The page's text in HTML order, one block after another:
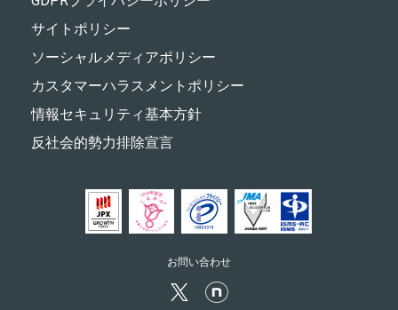
サイトポリシー
ソーシャルメディアポリシー
カスタマーハラスメントポリシー
情報セキュリティ基本方針
反社会的勢力排除宣言
お問い合わせ